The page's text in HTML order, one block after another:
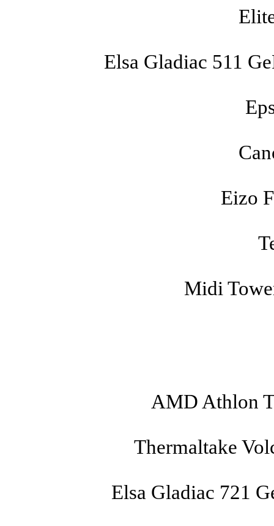
Elsa Gladiac 511
Eizo
Midi
AMD Athlon
Thermaltake
Elsa Gladiac 721